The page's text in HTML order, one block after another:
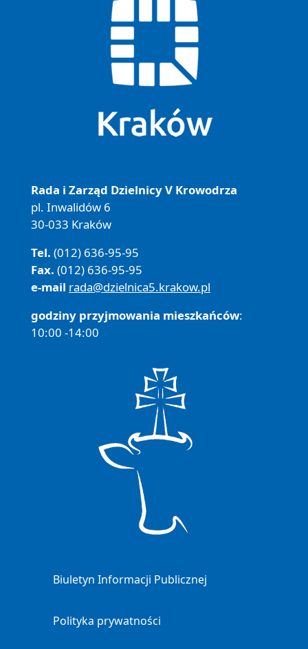
Rada i Zarząd Dzielnicy V Krowodrza
pl. Inwalidów 6
30-033 Kraków
Tel. (012) 636-95-95
Fax. (012) 636-95-95
e-mail rada@dzielnica5.krakow.pl
godziny przyjmowania mieszkańców:
10:00 -14:00
Biuletyn Informacji Publicznej
Polityka prywatności